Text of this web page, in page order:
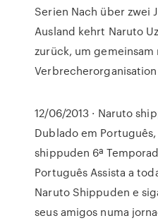
Serien Nach über zwei
Ausland kehrt Naruto
zurück, um gemeinsam
12/06/2013 · Naruto
Dublado em
shippuden 6ª
Português Assista a
Naruto Shippuden e
seus amigos numa